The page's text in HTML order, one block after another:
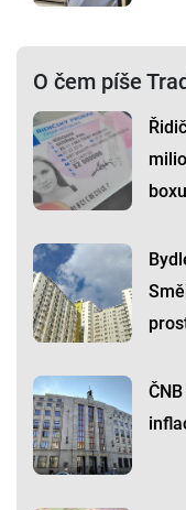
O čem píše
boxu